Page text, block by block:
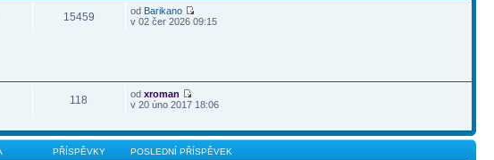
15459 od Barikano
v 02 čer 2026 09:15
118 odxroman
v 20 úno 2017 18:06
PŘÍSPĚVKY POSLEDNÍ PŘÍSPĚVEK